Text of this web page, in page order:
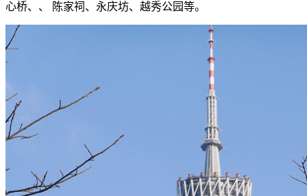
心桥、、 陈家祠、永庆坊、越秀公园等。